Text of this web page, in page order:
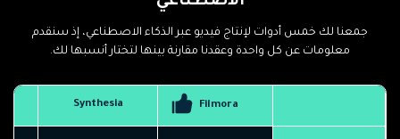
جمعنا لك خمس أدوات لإنتاج فيديو عبر الذكاء الاصطناعي، إذ سنقدم
معلومات عن كل واحدة وعقدنا مقارنة بينها لتختار أنسبها لك.
Filmora
Synthesia